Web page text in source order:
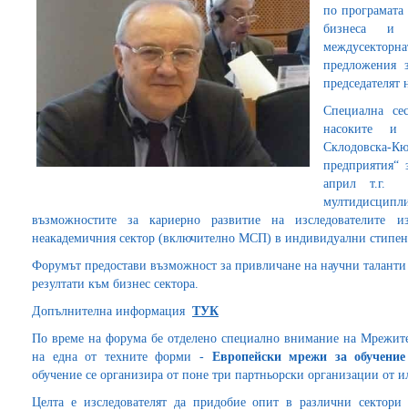
по
бизнеса и
предложения
Специална
насоките и
Склодовска-
предприятия“
април т.г.
възможностите за кариерно развитие на изследователите
неакадемичния сектор (включително МСП) в индивидуални
Форумът предостави възможност за привличане на научни
резултати към бизнес сектора.
Допълнителна информация ТУК
По време на форума бе отделено специално внимание на
на една от техните форми - Европейски мрежи за
обучение се организира от поне три партньорски организации от
Целта е изследователят да придобие опит в различни